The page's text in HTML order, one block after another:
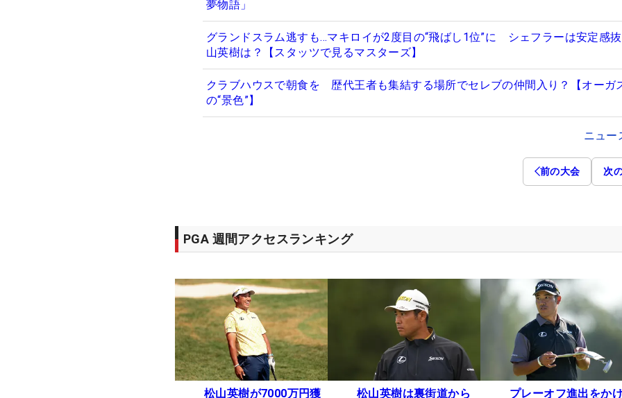
夢物語」
グランドスラム逃すも…マキロイが2度目の“飛ばし1位”に シェフラーは安定感
山英樹は？【スタッツで見るマスターズ】
クラブハウスで朝食を 歴代王者も集結する場所でセレブの仲間入り？【オーガ
の“景色”】
ニュー
前の大会 次
PGA 週間アクセスランキング
松山英樹が7000万円獲 松山英樹は裏街道から プレーオフ進出をか